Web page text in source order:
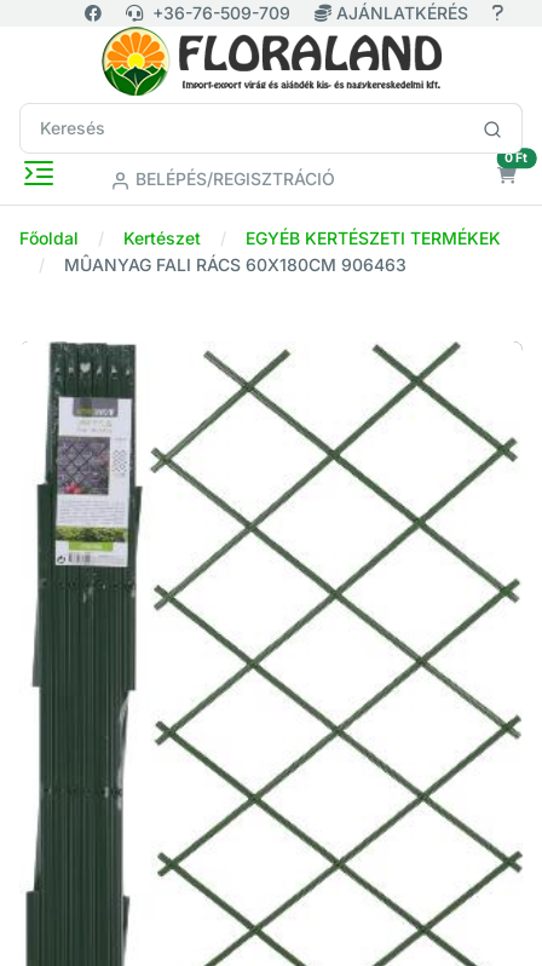
+36-76-509-709 AJÁNLATKÉRÉS
BELÉPÉS/REGISZTRÁCIÓ
0 Ft
Főoldal Kertészet
EGYÉB KERTÉSZETI TERMÉKEK
MÛANYAG FALI RÁCS 60X180CM 906463